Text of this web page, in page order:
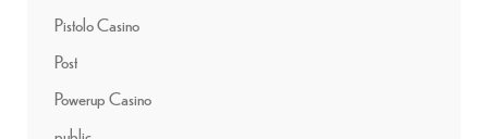
Pistolo Casino
Post
Powerup Casino